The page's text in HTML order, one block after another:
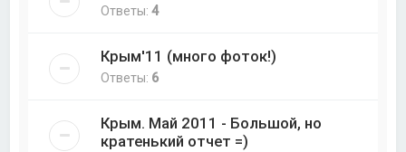
Ответы:4
Крым'11 (много фоток!)
Ответы: 6
Крым. Май 2011 - Большой, но
кратенький отчет =)